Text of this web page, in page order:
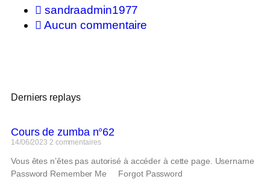
sandraadmin1977
Aucun commentaire
Derniers replays
Cours de zumba n°62
14/06/2023 2 commentaires
Vous êtes n’êtes pas autorisé à accéder à cette page. Username
Password Remember Me Forgot Password